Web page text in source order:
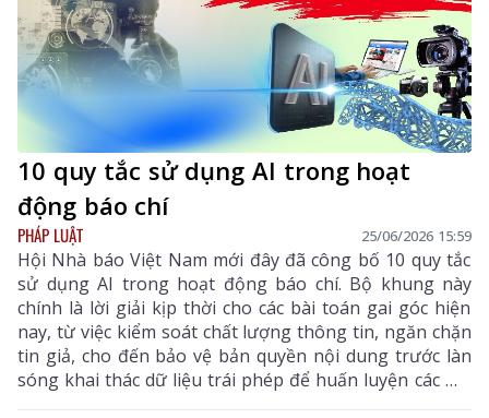
10 quy tắc sử dụng AI trong hoạt
động báo chí
PHÁP LUẬT 25/06/2026 15:59
Hội Nhà báo Việt Nam mới đây đã công bố 10 quy tắc
sử dụng AI trong hoạt động báo chí. Bộ khung này
chính là lời giải kịp thời cho các bài toán gai góc hiện
nay, từ việc kiểm soát chất lượng thông tin, ngăn chặn
tin giả, cho đến bảo vệ bản quyền nội dung trước làn
sóng khai thác dữ liệu trái phép để huấn luyện các mô
hình trí tuệ nhân tạo.